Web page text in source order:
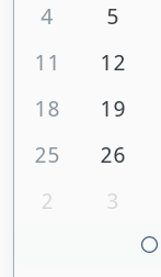
4
5
11
12
18
19
25
26
2
3